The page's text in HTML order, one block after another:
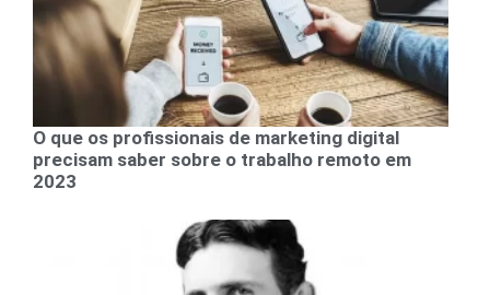
O que os profissionais de marketing digital
precisam saber sobre o trabalho remoto em
2023